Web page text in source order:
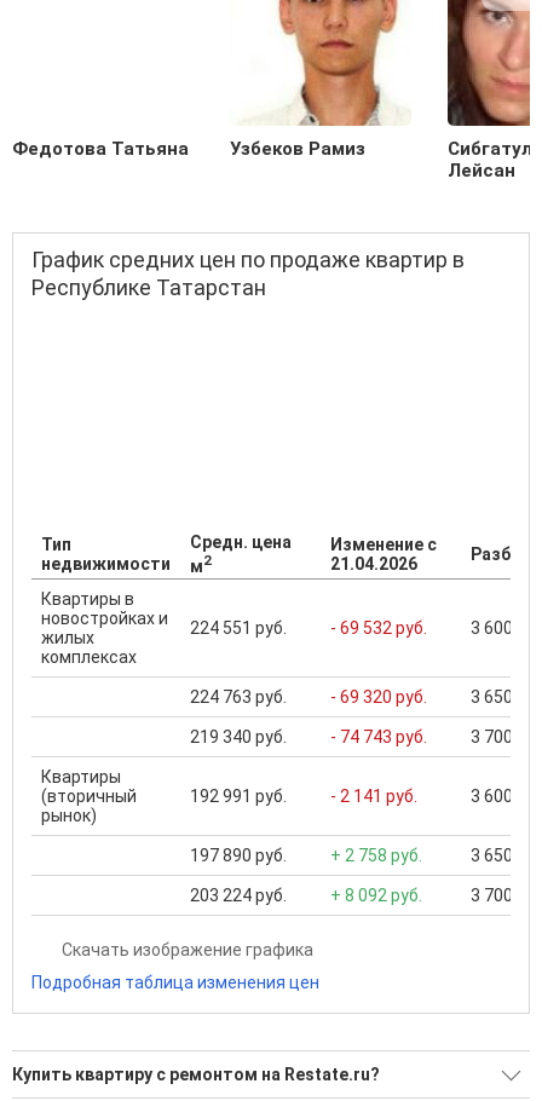
Федотова Татьяна Узбеков Рамиз
Лейсан
График средних цен по продаже квартир в
Республике Татарстан
Тип
недвижимости
Средн. цена
м2
Изменение с
21.04.2026
Квартиры в
новостройках и
жилых
комплексах
224 551 руб. - 69 532 руб. 3 600
224 763 руб. - 69 320 руб. 3 650
219 340 руб. - 74 743 руб. 3 700
Квартиры
(вторичный
рынок)
192 991 руб. - 2 141 руб. 3 600
197 890 руб. + 2 758 руб. 3 650
203 224 руб. + 8 092 руб. 3 700
Скачать изображение графика
Подробная таблица изменения цен
Купить квартиру с ремонтом на Restate.ru?